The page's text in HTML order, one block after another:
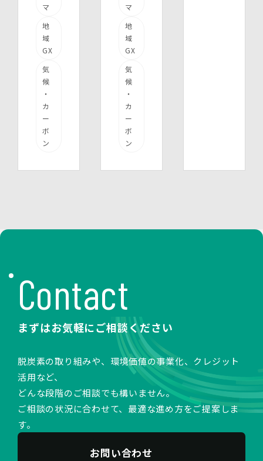
マ
地
域
GX
気
候
・
カ
ー
ボ
ン
マ
地
域
GX
気
候
・
カ
ー
ボ
ン
Contact
まずはお気軽にご相談ください
脱炭素の取り組みや、環境価値の事業化、クレジット
活用など、
どんな段階のご相談でも構いません。
ご相談の状況に合わせて、最適な進め方をご提案しま
す。
お問い合わせ